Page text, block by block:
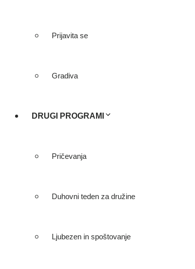
Prijavita se
Gradiva
DRUGI PROGRAMI
Pričevanja
Duhovni teden za družine
Ljubezen in spoštovanje